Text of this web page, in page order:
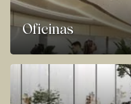
Oficinas